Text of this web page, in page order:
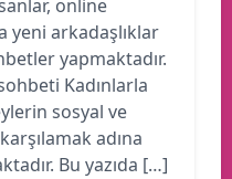
online
yeni arkadaşlıklar
yapmaktadır.
Kadınlarla
sosyal ve
adına
Bu yazıda […]